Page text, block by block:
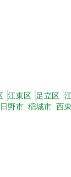
江東区 足立区
日野市 稲城市 西